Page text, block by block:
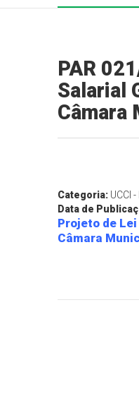
PAR
Salarial
Câmara
Categoria: UCCI
Data de
Projeto de
Câmara